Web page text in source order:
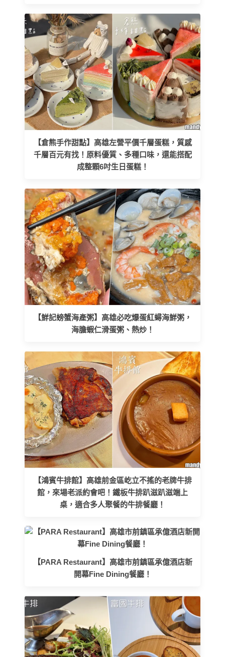
【倉熊手作甜點】高雄左營平價千層蛋糕，質感
千層百元有找！原料優質、多種口味，還能搭配
成整顆6吋生日蛋糕！
【鮮記螃蟹海產粥】高雄必吃爆蛋紅蟳海鮮粥，
海膽蝦仁滑蛋粥、熱炒！
【鴻賓牛排館】高雄前金區屹立不搖的老牌牛排
館，來場老派約會吧！鐵板牛排趴滋趴滋端上
桌，適合多人聚餐的牛排餐廳！
【PARA Restaurant】高雄市前鎮區承億酒店新
開幕Fine Dining餐廳！